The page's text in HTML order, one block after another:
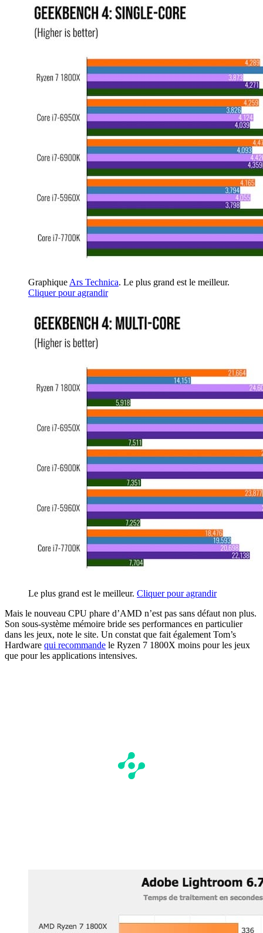
Graphique Ars Technica. Le plus grand est le meilleur.
Cliquer pour agrandir
Le plus grand est le meilleur. Cliquer pour agrandir
Mais le nouveau CPU phare d’AMD n’est pas sans défaut non plus.
Son sous-système mémoire bride ses performances en particulier
dans les jeux, note le site. Un constat que fait également Tom’s
Hardware qui recommande le Ryzen 7 1800X moins pour les jeux
que pour les applications intensives.